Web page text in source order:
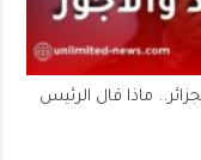
ماذا قال الرئيس